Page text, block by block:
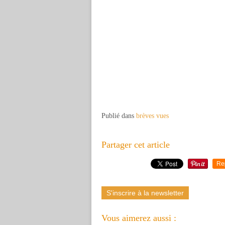
Publié dans brèves vues
Partager cet article
S'inscrire à la newsletter
Vous aimerez aussi :